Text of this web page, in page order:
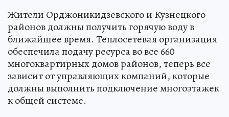
Жители Орджоникидзевского и Кузнецкого
районов должны получить горячую воду в
ближайшее время. Теплосетевая организация
обеспечила подачу ресурса во все 660
многоквартирных домов районов, теперь все
зависит от управляющих компаний, которые
должны выполнить подключение многоэтажек
к общей системе. ‎